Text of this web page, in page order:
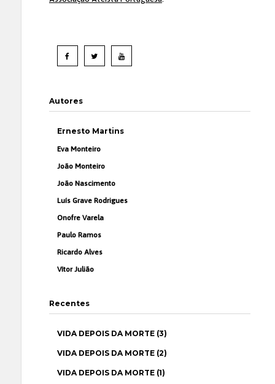
Autores
Ernesto Martins
Eva Monteiro
João Monteiro
João Nascimento
Luís Grave Rodrigues
Onofre Varela
Paulo Ramos
Ricardo Alves
Vítor Julião
Recentes
VIDA DEPOIS DA MORTE (3)
VIDA DEPOIS DA MORTE (2)
VIDA DEPOIS DA MORTE (1)